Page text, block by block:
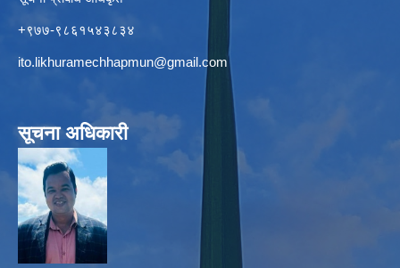
+९७७-९८६१५४३८३४
ito.likhuramechhapmun@gmail.com
सूचना अधिकारी